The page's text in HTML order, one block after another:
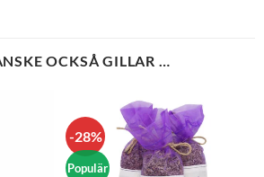
OCKSÅ GILLAR …
-28%
Populär